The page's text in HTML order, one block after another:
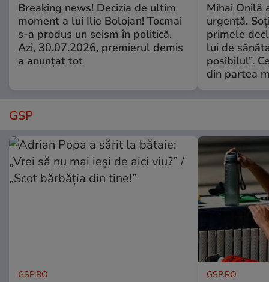
Breaking news! Decizia de ultim
moment a lui Ilie Bolojan! Tocmai
s-a produs un seism în politică.
Azi, 30.07.2026, premierul demis
a anunțat tot
Mihai Onilă
urgență.
primele
lui de
posibilul”.
din partea
GSP
GSP.RO GSP.RO